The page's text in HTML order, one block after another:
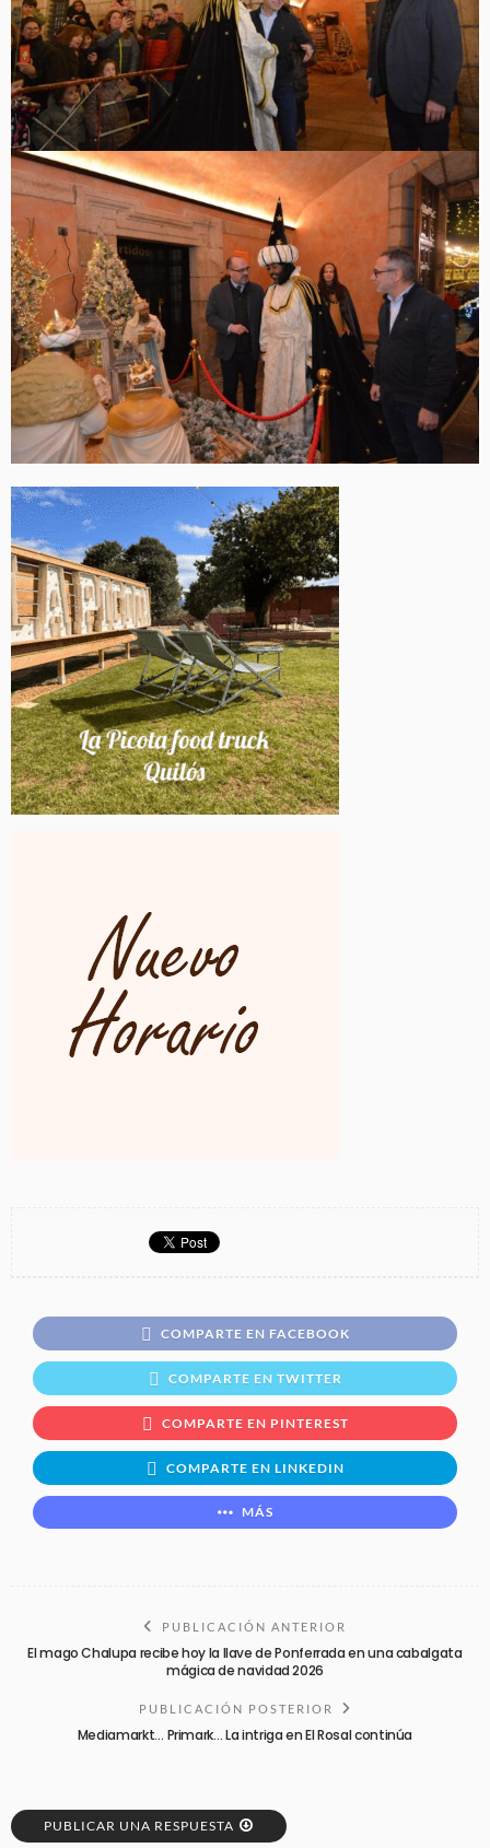
COMPARTE EN FACEBOOK
COMPARTE EN TWITTER
COMPARTE EN PINTEREST
COMPARTE EN LINKEDIN
MÁS
PUBLICACIÓN ANTERIOR
El mago Chalupa recibe hoy la llave de Ponferrada en una cabalgata
mágica de navidad 2026
PUBLICACIÓN POSTERIOR
Mediamarkt… Primark… La intriga en El Rosal continúa
PUBLICAR UNA RESPUESTA